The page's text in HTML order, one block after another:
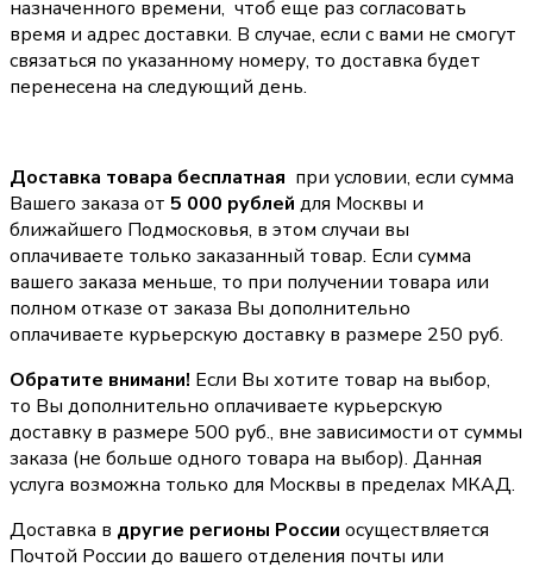
назначенного времени, чтоб еще раз согласовать
время и адрес доставки. В случае, если с вами не смогут
связаться по указанному номеру, то доставка будет
перенесена на следующий день.
Доставка товара бесплатная при условии, если сумма
Вашего заказа от 5 000 рублей для Москвы и
ближайшего Подмосковья, в этом случаи вы
оплачиваете только заказанный товар. Если сумма
вашего заказа меньше, то при получении товара или
полном отказе от заказа Вы дополнительно
оплачиваете курьерскую доставку в размере 250 руб.
Обратите внимани! Если Вы хотите товар на выбор,
то Вы дополнительно оплачиваете курьерскую
доставку в размере 500 руб., вне зависимости от суммы
заказа (не больше одного товара на выбор). Данная
услуга возможна только для Москвы в пределах МКАД.
Доставка в другие регионы России осуществляется
Почтой России до вашего отделения почты или